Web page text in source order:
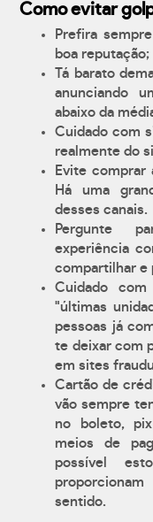
Como evitar
Prefira
boa reputação;
Tá barato
anunciando
abaixo da
Cuidado com
realmente do
Evite comprar
Há uma
desses canais.
Pergunte
experiência
compartilhar e
Cuidado
"últimas
pessoas já
te deixar com
em sites
Cartão de
vão sempre
no boleto,
meios de
possível
sentido.